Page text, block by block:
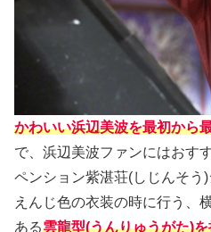
かわいい浜辺美波を最初から
で、浜辺美波ファンにはおす
ペンション紫湛荘(しじんそう
えんじ色の衣装の時に行う、
ある雲龍型(うんりゅうがた)